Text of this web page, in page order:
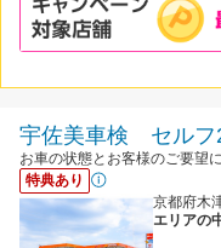
宇佐美車検 セルフ
お車の状態とお客様のご要望
特典あり
京都府木
エリアの